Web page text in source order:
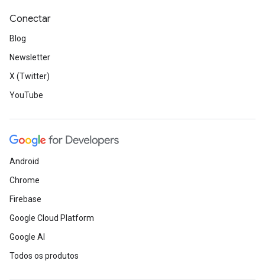
Conectar
Blog
Newsletter
X (Twitter)
YouTube
Android
Chrome
Firebase
Google Cloud Platform
Google AI
Todos os produtos